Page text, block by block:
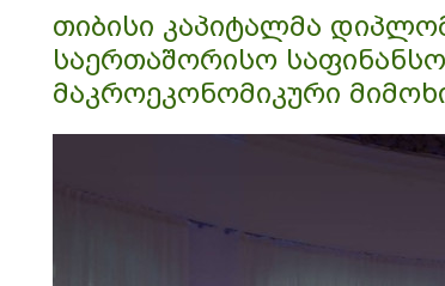
თიბისი კაპიტალმა
საერთაშორისო
მაკროეკონომიკური